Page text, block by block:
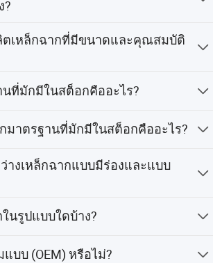
?
หล็กฉากตามมาตรฐานของประเทศ
2007, สหรัฐอเมริกา:
สหราชอาณาจักร: BS4592 และ
ตเหล็กฉากที่มีขนาดและคุณสมบัติ
หล็กฉากได้ตามขนาดและคุณสมบัติที่มี
และแบบที่ระบุเป็นหน่วยเมตริก
ที่มักมีในสต็อกคืออะไร?
กมีในสต็อก ได้แก่ 3'X24', 3'X20',
มม. เป็นต้น
มาตรฐานที่มักมีในสต็อกคืออะไร?
ตรฐานที่มักมีในสต็อก ได้แก่ 1''x1/8'',
16'', และ 25x3, 30x3, 32x3, 25x5,
น
างเหล็กฉากแบบมีร่องและแบบ
มีส่วนบนของแท่งเหล็กที่รับน้ำหนักถูก
นรูปแบบใดบ้าง?
บจุ่มร้อน
บบ (OEM) หรือไม่?